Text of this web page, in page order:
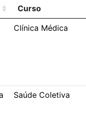
Curso
Clínica Médica
Saúde Coletiva